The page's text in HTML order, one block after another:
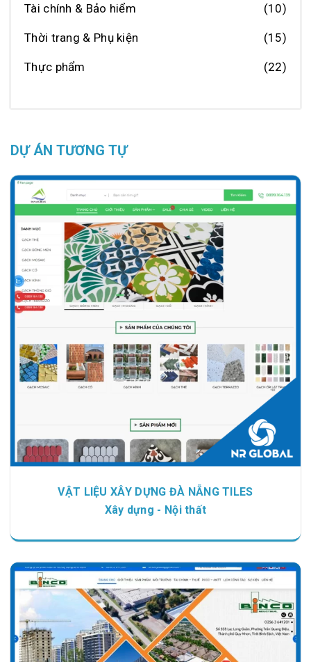
Tài chính & Bảo hiểm (10)
Thời trang & Phụ kiện (15)
Thực phẩm (22)
DỰ ÁN TƯƠNG TỰ
VẬT LIỆU XÂY DỰNG ĐÀ NẴNG TILES
Xây dựng - Nội thất